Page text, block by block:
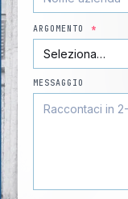
ARGOMENTO *
MESSAGGIO